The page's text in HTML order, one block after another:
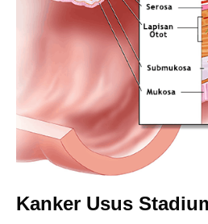
Kanker Usus